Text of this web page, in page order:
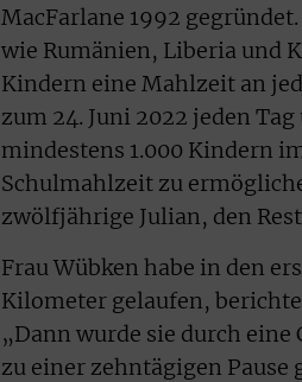
MacFarlane 1992
wie Rumänien, Liberia und
Kindern eine Mahlzeit an
zum 24. Juni 2022 jeden
mindestens 1.000 Kindern
Schulmahlzeit zu
zwölfjährige Julian, den
Frau Wübken habe in den
Kilometer gelaufen,
„Dann wurde sie durch
zu einer zehntägigen Pause